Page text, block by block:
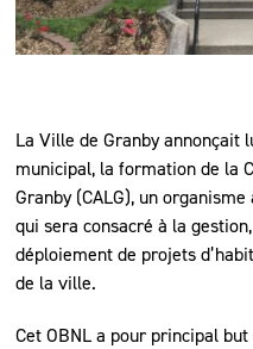
La Ville de Granby annonçait
municipal, la formation de la
Granby (CALG), un
qui sera consacré à la
déploiement de projets
de la ville.
Cet OBNL a pour principal